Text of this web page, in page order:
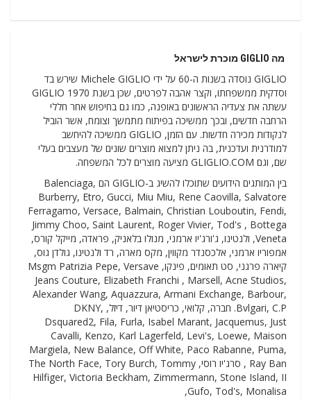
מה GIGLIO מוכרת לישראל
GIGLIO נוסדה בשנות ה-60 על ידי Michele GIGLIO שירש בד
וסדקית ממשפחתו, וקצר אהבה לפרטים, שכן בשנת 1970 GIGLIO
עשתה את צעדיה הראשונים באופנה, כמו גם בחיפוש אחר חללי
הרחבה חדשים, ובכך ממשיכה בפיתוח מתמשך וצומח, אשר הוביל
לנקודות מכירה חדשות. עם הזמן, GIGLIO ממשיכה להיחשב
למודרנית ועדכנית, בה ניתן למצוא מוצרים שונים של מעצבים בעלי
שם, וגם GLIGLIO.COM מציעה מוצרים לכל המשפחה.
בין המותגים הידועים שתוכלו להשיג ב-GIGLIO הם Balenciaga,
Burberry, Etro, Gucci, Miu Miu, Rene Caovilla, Salvatore
Ferragamo, Versace, Balmain, Christian Louboutin, Fendi,
Jimmy Choo, Saint Laurent, Roger Vivier, Tod's , Bottega
Veneta, ולנטינו, ג'ורג'יו ארמני, מנולו בלאניק, פראדה, מייקל קורס,
אמפוריו ארמני, אלכסנדר מקווין, מקס מארה, רד ולנטינו, גולדן גוס,
קיארה פרגני, סט תאומים, פינקו, Msgm Patrizia Pepe, Versave
Jeans Couture, Elizabeth Franchi , Marsell, Acne Studios,
Alexander Wang, Aquazzura, Armani Exchange, Barbour,
Bvlgari, C.P. חברה, קלואי, כריסטיאן דיור, דיזל, DKNY,
Dsquared2, Fila, Furla, Isabel Marant, Jacquemus, Just
Cavalli, Kenzo, Karl Lagerfeld, Levi's, Loewe, Maison
Margiela, New Balance, Off White, Paco Rabanne, Puma,
Ray Ban , סרג'יו רוסי, The North Face, Tory Burch, Tommy
Hilfiger, Victoria Beckham, Zimmermann, Stone Island, II
Gufo, Tod's, Monalisa,